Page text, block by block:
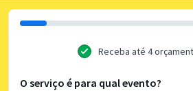
Receba até 4
O serviço é para qual evento?